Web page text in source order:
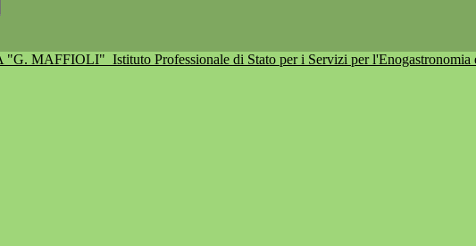
"G. MAFFIOLI" Istituto Professionale di Stato per i Servizi per